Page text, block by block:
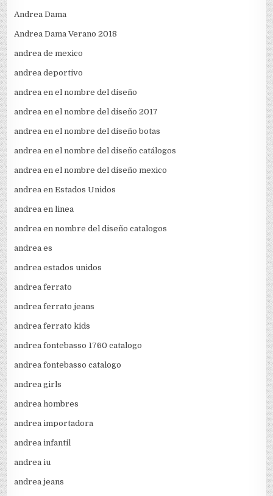
Andrea Dama
Andrea Dama Verano 2018
andrea de mexico
andrea deportivo
andrea en el nombre del diseño
andrea en el nombre del diseño 2017
andrea en el nombre del diseño botas
andrea en el nombre del diseño catálogos
andrea en el nombre del diseño mexico
andrea en Estados Unidos
andrea en linea
andrea en nombre del diseño catalogos
andrea es
andrea estados unidos
andrea ferrato
andrea ferrato jeans
andrea ferrato kids
andrea fontebasso 1760 catalogo
andrea fontebasso catalogo
andrea girls
andrea hombres
andrea importadora
andrea infantil
andrea iu
andrea jeans